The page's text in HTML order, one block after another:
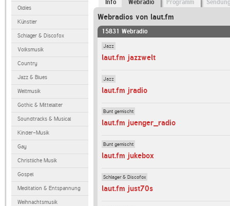
Oldies
Künstler
Schlager & Discofox
Volksmusik
Country
Jazz & Blues
Weltmusik
Gothic & Mittelalter
Soundtracks & Musical
Kinder-Musik
Gay
Christliche Musik
Gospel
Meditation & Entspannung
Weihnachtsmusik
Info Webradio Programm
Webradios von laut.fm
15831 Webradio
Jazz
laut.fm jazzwelt
Jazz
laut.fm jradio
Bunt gemischt
laut.fm juenger_radio
Bunt gemischt
laut.fm jukebox
Schlager & Discofox
laut.fm just70s